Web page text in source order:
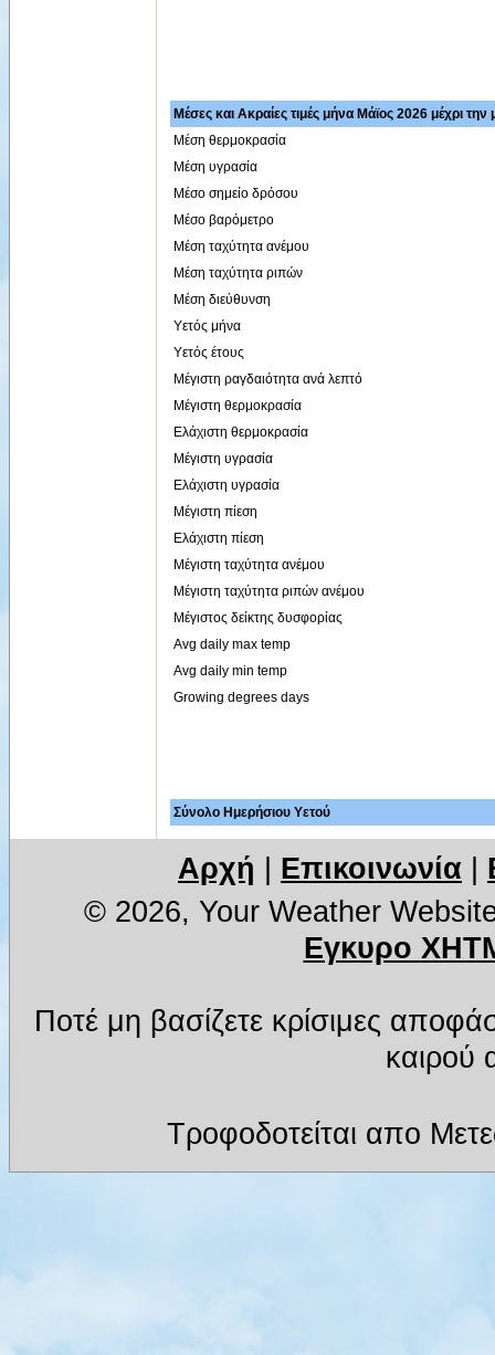
Μέσες και Ακραίες τιμές μήνα Μάϊος 2026 μέχρι την
Μέση θερμοκρασία
Μέση υγρασία
Μέσο σημείο δρόσου
Μέσο βαρόμετρο
Μέση ταχύτητα ανέμου
Μέση ταχύτητα ριπών
Μέση διεύθυνση
Υετός μήνα
Υετός έτους
Μέγιστη ραγδαιότητα ανά λεπτό
Μέγιστη θερμοκρασία
Ελάχιστη θερμοκρασία
Μέγιστη υγρασία
Ελάχιστη υγρασία
Μέγιστη πίεση
Ελάχιστη πίεση
Μέγιστη ταχύτητα ανέμου
Μέγιστη ταχύτητα ριπών ανέμου
Μέγιστος δείκτης δυσφορίας
Avg daily max temp
Avg daily min temp
Growing degrees days
Σύνολο Ημερήσιου Υετού
Αρχή Επικοινωνία
© 2026, Your Weather
Εγκυρο
Ποτέ μη βασίζετε κρίσιμες
καιρού
Τροφοδοτείται απο